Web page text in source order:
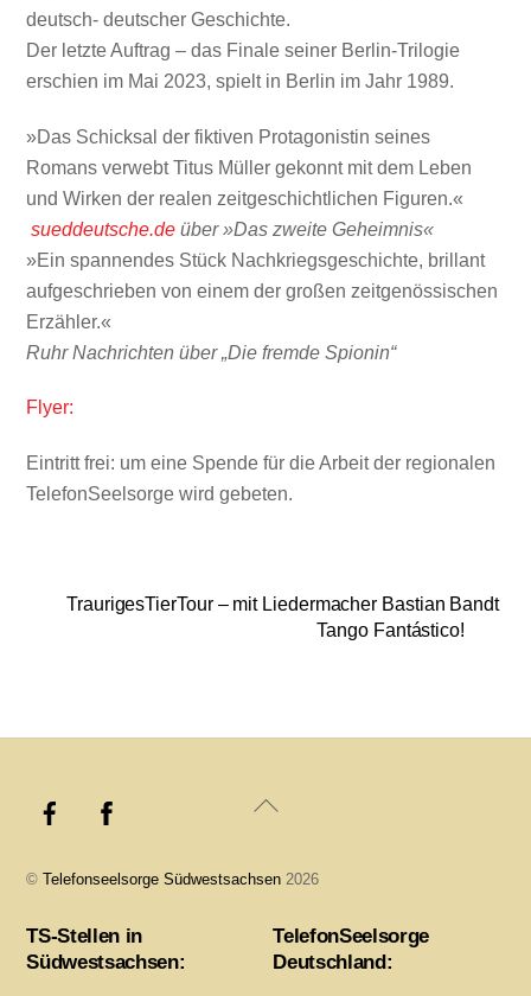
deutsch- deutscher Geschichte.
Der letzte Auftrag – das Finale seiner Berlin-Trilogie
erschien im Mai 2023, spielt in Berlin im Jahr 1989.
»Das Schicksal der fiktiven Protagonistin seines
Romans verwebt Titus Müller gekonnt mit dem Leben
und Wirken der realen zeitgeschichtlichen Figuren.«
sueddeutsche.de über »Das zweite Geheimnis«
»Ein spannendes Stück Nachkriegsgeschichte, brillant
aufgeschrieben von einem der großen zeitgenössischen
Erzähler.«
Ruhr Nachrichten über „Die fremde Spionin“
Flyer:
Eintritt frei: um eine Spende für die Arbeit der regionalen
TelefonSeelsorge wird gebeten.
TraurigesTierTour – mit Liedermacher Bastian Bandt
Tango Fantástico!
Back
©Telefonseelsorge Südwestsachsen 2026
TS-Stellen in
Südwestsachsen:
TelefonSeelsorge
Deutschland: